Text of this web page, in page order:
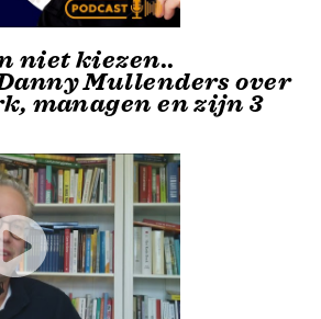
niet kiezen..
Mullenders over
managen en zijn 3